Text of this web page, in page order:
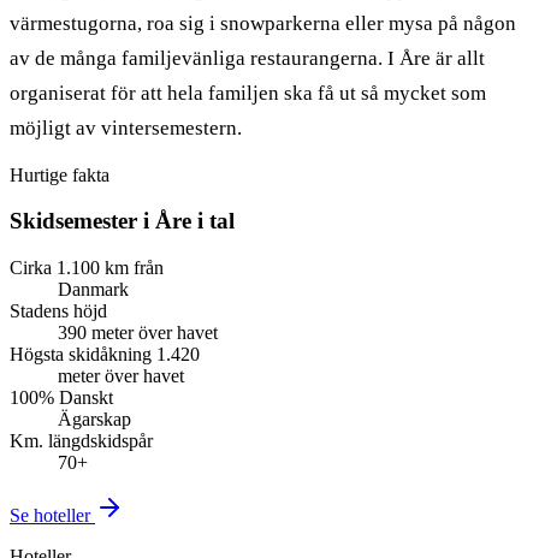
värmestugorna, roa sig i snowparkerna eller mysa på någon
av de många familjevänliga restaurangerna. I Åre är allt
organiserat för att hela familjen ska få ut så mycket som
möjligt av vintersemestern.
Hurtige fakta
Skidsemester i Åre i tal
Cirka 1.100 km från
Danmark
Stadens höjd
390 meter över havet
Högsta skidåkning 1.420
meter över havet
100% Danskt
Ägarskap
Km. längdskidspår
70+
Se hoteller